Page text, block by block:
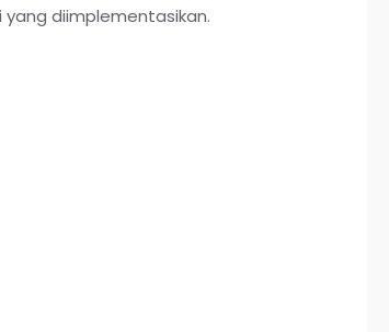
diimplementasikan.